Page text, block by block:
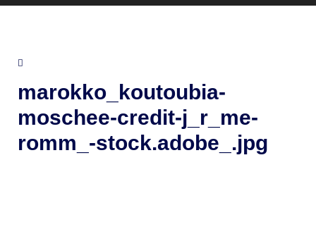
marokko_koutoubia-
moschee-credit-j_r_me-
romm_-stock.adobe_.jpg